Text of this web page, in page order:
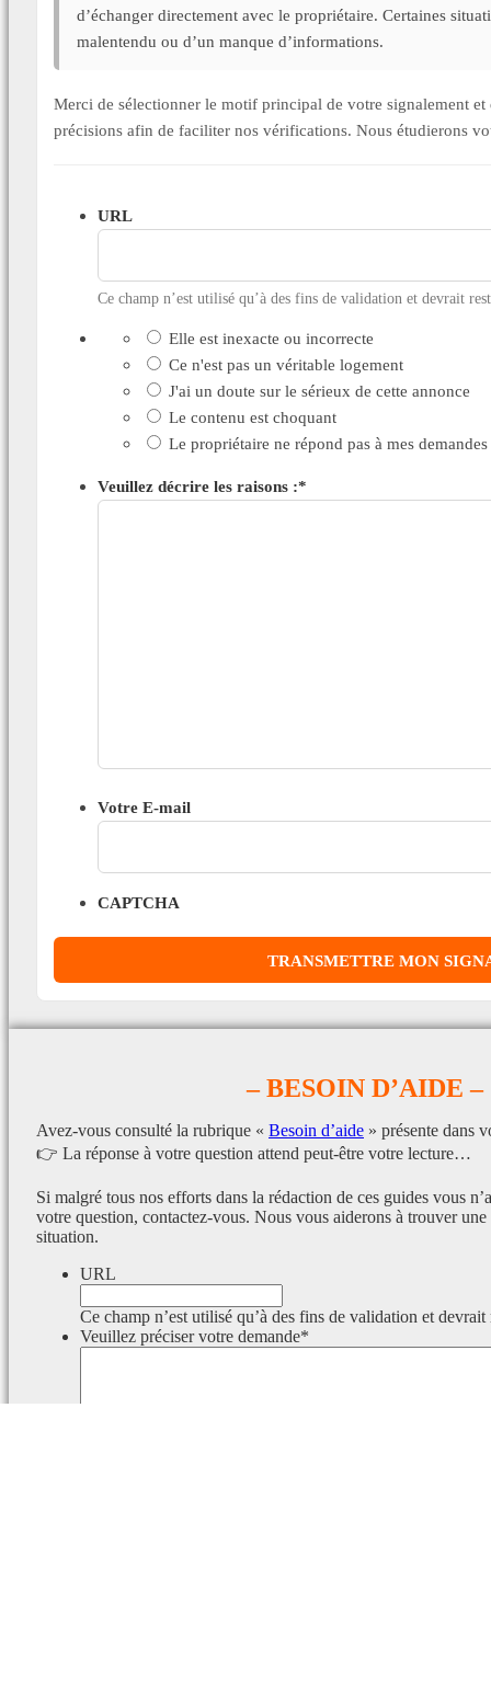
d’échanger directement avec le propriétaire. Certaines
malentendu ou d’un manque d’informations.
Merci de sélectionner le motif principal de votre signalement
précisions afin de faciliter nos vérifications. Nous étudierons
URL
Ce champ n’est utilisé qu’à des fins de validation et devrait
Elle est inexacte ou incorrecte
Ce n'est pas un véritable logement
J'ai un doute sur le sérieux de cette annonce
Le contenu est choquant
Le propriétaire ne répond pas à mes demandes
Veuillez décrire les raisons :*
Votre E-mail
CAPTCHA
– BESOIN D’AIDE –
Avez-vous consulté la rubrique « Besoin d’aide » présente dans
👉 La réponse à votre question attend peut-être votre lecture…
Si malgré tous nos efforts dans la rédaction de ces guides vous
votre question, contactez-vous. Nous vous aiderons à trouver
situation.
URL
Ce champ n’est utilisé qu’à des fins de validation et devrait
Veuillez préciser votre demande*